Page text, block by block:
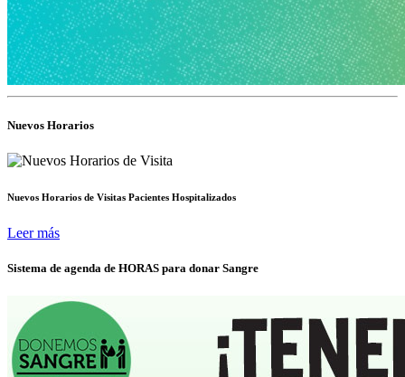
Nuevos Horarios
Nuevos Horarios de Visitas Pacientes Hospitalizados
Leer más
Sistema de agenda de HORAS para donar Sangre